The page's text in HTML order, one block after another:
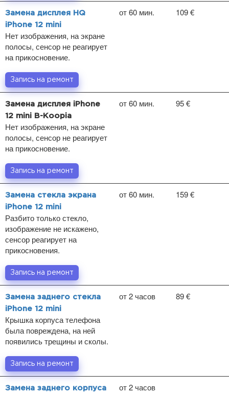
Замена дисплея HQ
iPhone 12 mini
Нет изображения, на экране
полосы, сенсор не реагирует
на прикосновение.
от 60 мин. 109 €
Запись на ремонт
Замена дисплея iPhone
12 mini B-Koopia
Нет изображения, на экране
полосы, сенсор не реагирует
на прикосновение.
от 60 мин. 95 €
Запись на ремонт
Замена стекла экрана
iPhone 12 mini
Разбито только стекло,
изображение не искажено,
сенсор реагирует на
прикосновения.
от 60 мин. 159 €
Запись на ремонт
Замена заднего стекла
iPhone 12 mini
Крышка корпуса телефона
была повреждена, на ней
появились трещины и сколы.
от 2 часов 89 €
Запись на ремонт
Замена заднего корпуса
от 2 часов